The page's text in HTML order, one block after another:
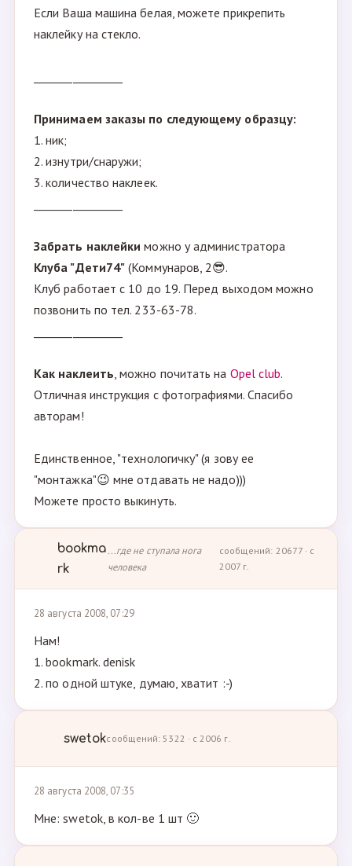
Если Ваша машина белая, можете прикрепить
наклейку на стекло.
Принимаем заказы по следующему образцу:
1. ник;
2. изнутри/снаружи;
3. количество наклеек.
Забрать наклейки можно у администратора
Клуба "Дети74" (Коммунаров, 2😎.
Клуб работает с 10 до 19. Перед выходом можно
позвонить по тел. 233-63-78.
Как наклеить, можно почитать на Opel club.
Отличная инструкция с фотографиями. Спасибо
авторам!
Единственное, "технологичку" (я зову ее
"монтажка"😉 мне отдавать не надо)))
Можете просто выкинуть.
bookma
rk
...где не ступала нога
человека
сообщений: 20677 · с
2007 г.
28 августа 2008, 07:29
Нам!
1. bookmark. denisk
2. по одной штуке, думаю, хватит :-)
swetokсообщений: 5322 · с 2006 г.
28 августа 2008, 07:35
Мне: swetok, в кол-ве 1 шт 🙂